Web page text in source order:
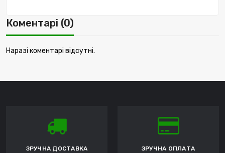
Коментарі (0)
Наразі коментарі відсутні.
ЗРУЧНА ДОСТАВКА ЗРУЧНА ОПЛАТА